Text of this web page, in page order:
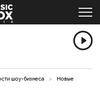
шоу-бизнеса >
Новые